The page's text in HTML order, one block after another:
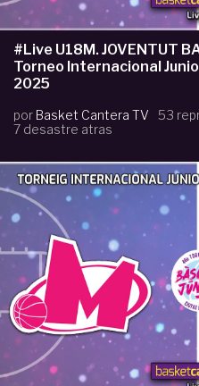
#Live U18M. JOVENTUT BADALONA vs BASKONIA.
Torneo Internacional
2025
por Basket Cantera TV
53
7 desastre atras